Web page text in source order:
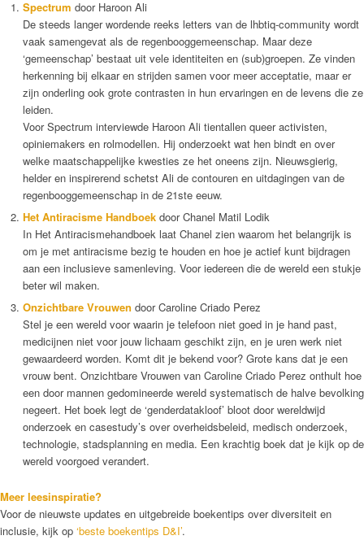
Spectrum door Haroon Ali
De steeds langer wordende reeks letters van de lhbtiq-community wordt
vaak samengevat als de regenbooggemeenschap. Maar deze
‘gemeenschap’ bestaat uit vele identiteiten en (sub)groepen. Ze vinden
herkenning bij elkaar en strijden samen voor meer acceptatie, maar er
zijn onderling ook grote contrasten in hun ervaringen en de levens die ze
leiden.
Voor Spectrum interviewde Haroon Ali tientallen queer activisten,
opiniemakers en rolmodellen. Hij onderzoekt wat hen bindt en over
welke maatschappelijke kwesties ze het oneens zijn. Nieuwsgierig,
helder en inspirerend schetst Ali de contouren en uitdagingen van de
regenbooggemeenschap in de 21ste eeuw.
Het Antiracisme Handboek door Chanel Matil Lodik
In Het Antiracismehandboek laat Chanel zien waarom het belangrijk is
om je met antiracisme bezig te houden en hoe je actief kunt bijdragen
aan een inclusieve samenleving. Voor iedereen die de wereld een stukje
beter wil maken.
Onzichtbare Vrouwen door Caroline Criado Perez
Stel je een wereld voor waarin je telefoon niet goed in je hand past,
medicijnen niet voor jouw lichaam geschikt zijn, en je uren werk niet
gewaardeerd worden. Komt dit je bekend voor? Grote kans dat je een
vrouw bent. Onzichtbare Vrouwen van Caroline Criado Perez onthult hoe
een door mannen gedomineerde wereld systematisch de halve bevolking
negeert. Het boek legt de ‘genderdatakloof’ bloot door wereldwijd
onderzoek en casestudy’s over overheidsbeleid, medisch onderzoek,
technologie, stadsplanning en media. Een krachtig boek dat je kijk op de
wereld voorgoed verandert.
Meer leesinspiratie?
Voor de nieuwste updates en uitgebreide boekentips over diversiteit en
inclusie, kijk op ‘beste boekentips D&I’.